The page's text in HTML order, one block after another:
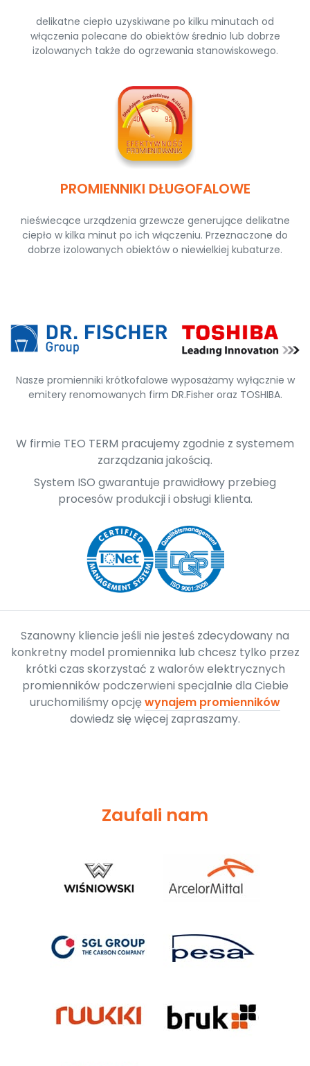
delikatne ciepło uzyskiwane po kilku minutach od
włączenia polecane do obiektów średnio lub dobrze
izolowanych także do ogrzewania stanowiskowego.
PROMIENNIKI DŁUGOFALOWE
nieświecące urządzenia grzewcze generujące delikatne
ciepło w kilka minut po ich włączeniu. Przeznaczone do
dobrze izolowanych obiektów o niewielkiej kubaturze.
Nasze promienniki krótkofalowe wyposażamy wyłącznie w
emitery renomowanych firm DR.Fisher oraz TOSHIBA.
W firmie TEO TERM pracujemy zgodnie z systemem
zarządzania jakością.
System ISO gwarantuje prawidłowy przebieg
procesów produkcji i obsługi klienta.
Szanowny kliencie jeśli nie jesteś zdecydowany na
konkretny model promiennika lub chcesz tylko przez
krótki czas skorzystać z walorów elektrycznych
promienników podczerwieni specjalnie dla Ciebie
uruchomiliśmy opcjęwynajem promienników
dowiedz się więcej zapraszamy.
Zaufali nam